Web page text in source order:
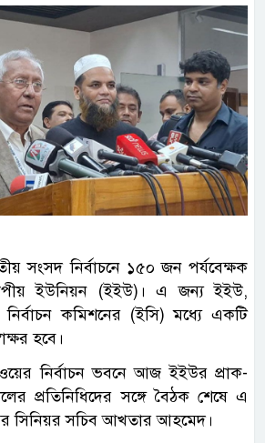
সংসদ নির্বাচনে ১৫০ জন পর্যবেক্ষক
ইউনিয়ন (ইইউ)। এ জন্য ইইউ,
নির্বাচন কমিশনের (ইসি) মধ্যে একটি
হবে।
নির্বাচন ভবনে আজ ইইউর প্রাক-
প্রতিনিধিদের সঙ্গে বৈঠক শেষে এ
সিনিয়র সচিব আখতার আহমেদ।